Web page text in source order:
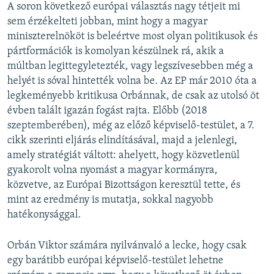
A soron következő európai választás nagy tétjeit mi
sem érzékelteti jobban, mint hogy a magyar
miniszterelnököt is beleértve most olyan politikusok és
pártformációk is komolyan készülnek rá, akik a
múltban legittegyletezték, vagy legszívesebben még a
helyét is sóval hintették volna be. Az EP már 2010 óta a
legkeményebb kritikusa Orbánnak, de csak az utolsó öt
évben talált igazán fogást rajta. Előbb (2018
szeptemberében), még az előző képviselő-testület, a 7.
cikk szerinti eljárás elindításával, majd a jelenlegi,
amely stratégiát váltott: ahelyett, hogy közvetlenül
gyakorolt volna nyomást a magyar kormányra,
közvetve, az Európai Bizottságon keresztül tette, és
mint az eredmény is mutatja, sokkal nagyobb
hatékonysággal.
Orbán Viktor számára nyilvánvaló a lecke, hogy csak
egy barátibb európai képviselő-testület lehetne